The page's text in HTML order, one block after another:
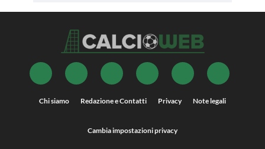
Chi siamo Redazione e Contatti Privacy Note legali
Cambia impostazioni privacy